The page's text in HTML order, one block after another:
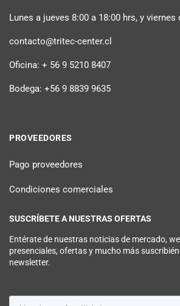
Lunes a jueves 8:00 a 18:00 hrs, y viernes
contacto@tritec-center.cl
Oficina: + 56 9 5210 8407
Bodega: +56 9 8839 9635
PROVEEDORES
Pago proveedores
Condiciones comerciales
SUSCRÍBETE A NUESTRAS OFERTAS
Entérate de nuestras noticias de mercado,
presenciales, ofertas y mucho más
newsletter.